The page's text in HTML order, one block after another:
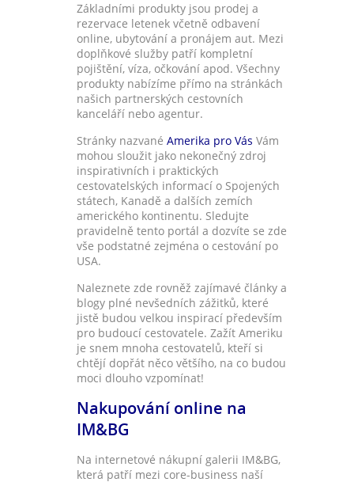
Základními produkty jsou prodej a
rezervace letenek včetně odbavení
online, ubytování a pronájem aut. Mezi
doplňkové služby patří kompletní
pojištění, víza, očkování apod. Všechny
produkty nabízíme přímo na stránkách
našich partnerských cestovních
kanceláří nebo agentur.
Stránky nazvané Amerika pro Vás Vám
mohou sloužit jako nekonečný zdroj
inspirativních i praktických
cestovatelských informací o Spojených
státech, Kanadě a dalších zemích
amerického kontinentu. Sledujte
pravidelně tento portál a dozvíte se zde
vše podstatné zejména o cestování po
USA.
Naleznete zde rovněž zajímavé články a
blogy plné nevšedních zážitků, které
jistě budou velkou inspirací především
pro budoucí cestovatele. Zažít Ameriku
je snem mnoha cestovatelů, kteří si
chtějí dopřát něco většího, na co budou
moci dlouho vzpomínat!
Nakupování online na
IM&BG
Na internetové nákupní galerii IM&BG,
která patří mezi core-business naší